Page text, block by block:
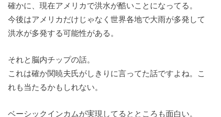
確かに、現在アメリカで洪水が酷いことになってる。
今後はアメリカだけじゃなく世界各地で大雨が多発して
洪水が多発する可能性がある。
それと脳内チップの話。
これは確か関暁夫氏がしきりに言ってた話ですよね。こ
れも当たるかもしれない。
ベーシックインカムが実現してるとところも面白い。